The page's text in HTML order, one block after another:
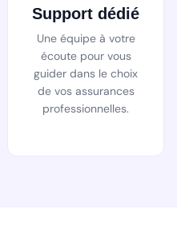
Support dédié
Une équipe à votre
écoute pour vous
guider dans le choix
de vos assurances
professionnelles.